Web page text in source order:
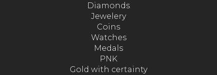
Diamonds
Jewelery
Coins
Watches
Medals
PNK
Gold with certainty